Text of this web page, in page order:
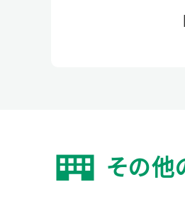
その他